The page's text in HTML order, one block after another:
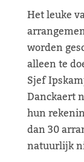
Het leuke
worden
alleen te
Sjef
Danckaert
hun
dan 30
natuurlijk